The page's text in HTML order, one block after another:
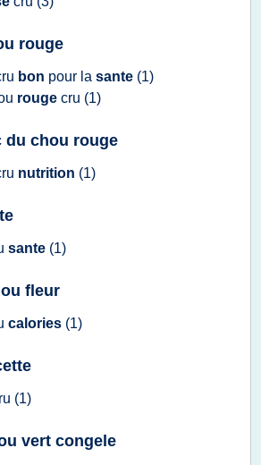
rouge
bon pour la sante (1)
rouge cru (1)
du chou rouge
nutrition (1)
sante (1)
fleur
calories (1)
(1)
vert congele